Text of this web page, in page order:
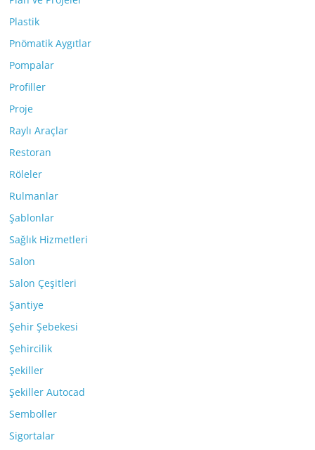
Plastik
Pnömatik Aygıtlar
Pompalar
Profiller
Proje
Raylı Araçlar
Restoran
Röleler
Rulmanlar
Şablonlar
Sağlık Hizmetleri
Salon
Salon Çeşitleri
Şantiye
Şehir Şebekesi
Şehircilik
Şekiller
Şekiller Autocad
Semboller
Sigortalar